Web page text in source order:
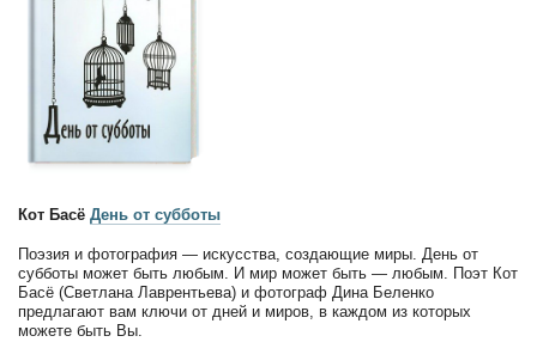
Кот Басё День от субботы
Поэзия и фотография — искусства, создающие миры. День от
субботы может быть любым. И мир может быть — любым. Поэт Кот
Басё (Светлана Лаврентьева) и фотограф Дина Беленко
предлагают вам ключи от дней и миров, в каждом из которых
можете быть Вы.